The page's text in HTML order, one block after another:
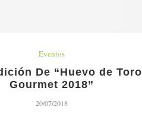
Eventos
De “Huevo de Toro
Gourmet 2018”
20/07/2018